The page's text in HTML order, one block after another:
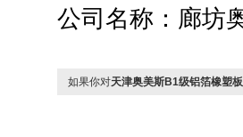
公司名称：廊坊
如果你对天津奥美斯B1级铝箔橡塑